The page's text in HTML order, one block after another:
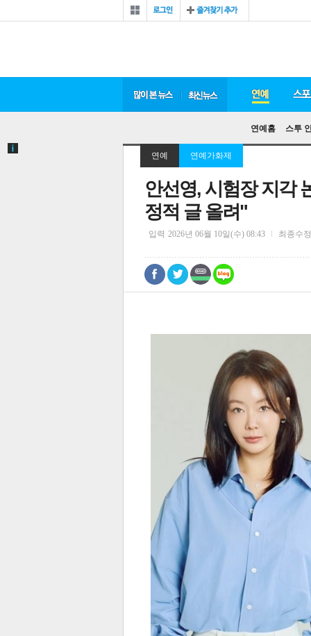
최신 뉴스 연예
연예홈 스투
스
연예 연예가화제
안선영, 시험장 지각
정적 글 올려"
입력 2026년 06월 10일(수) 08:43 최종수정
페이 트위
댓글
0